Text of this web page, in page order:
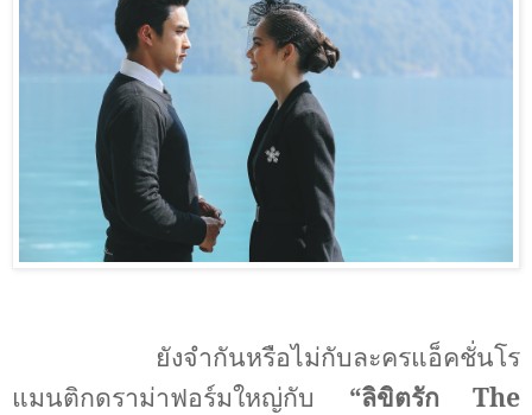
ยังจำกันหรือไม่กับละครแอ็คชั่นโร
แมนติกดราม่าฟอร์มใหญ่กับ “ลิขิตรัก The